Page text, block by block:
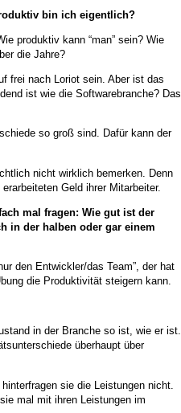
bin ich eigentlich?
produktiv kann “man” sein? Wie
die Jahre?
frei nach Loriot sein. Aber ist das
ist wie die Softwarebranche? Das
so groß sind. Dafür kann der
nicht wirklich bemerken. Denn
Geld ihrer Mitarbeiter.
mal fragen: Wie gut ist der
in der halben oder gar einem
den Entwickler/das Team”, der hat
die Produktivität steigern kann.
in der Branche so ist, wie er ist.
überhaupt über
sie die Leistungen nicht.
mal mit ihren Leistungen im